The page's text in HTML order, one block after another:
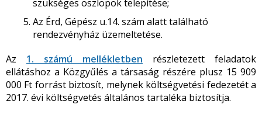
szükséges oszlopok telepítése;
Az Érd, Gépész u.14. szám alatt található
rendezvényház üzemeltetése.
Az 1. számú mellékletben részletezett feladatok
ellátáshoz a Közgyűlés a társaság részére plusz 15 909
000 Ft forrást biztosít, melynek költségvetési fedezetét a
2017. évi költségvetés általános tartaléka biztosítja.